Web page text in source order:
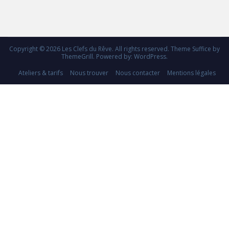
Copyright © 2026 Les Clefs du Rêve. All rights reserved. Theme Suffice by
ThemeGrill. Powered by: WordPress.
Ateliers & tarifs
Nous trouver Nous contacter Mentions légales